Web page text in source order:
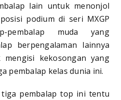
lain untuk menonjol
podium di seri MXGP
pembalap muda yang
berpengalaman lainnya
kekosongan yang
pembalap kelas dunia ini.
pembalap top ini tentu